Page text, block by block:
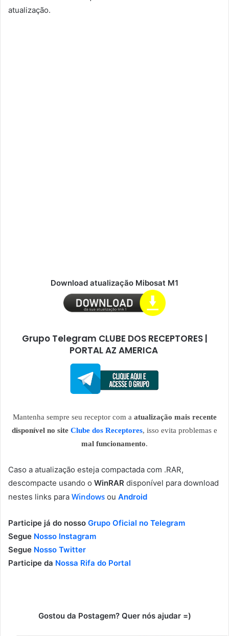
atualização.
Download atualização Mibosat M1
Grupo Telegram CLUBE DOS RECEPTORES |
PORTAL AZ AMERICA
Mantenha sempre seu receptor com a atualização mais recente
disponível no site Clube dos Receptores, isso evita problemas e
mal funcionamento.
Caso a atualização esteja compactada com .RAR,
descompacte usando o WinRAR disponível para download
nestes links para Windows ou Android
Participe já do nosso Grupo Oficial no Telegram
Segue Nosso Instagram
Segue Nosso Twitter
Participe da Nossa Rifa do Portal
Gostou da Postagem? Quer nós ajudar =)